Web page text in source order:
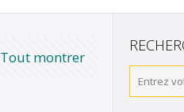
Tout montrer